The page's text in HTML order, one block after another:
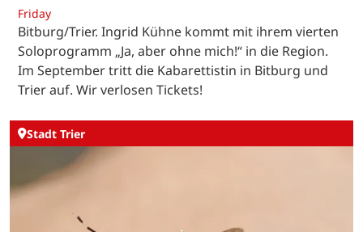
Friday
Bitburg/Trier. Ingrid Kühne kommt mit ihrem vierten
Soloprogramm „Ja, aber ohne mich!“ in die Region.
Im September tritt die Kabarettistin in Bitburg und
Trier auf. Wir verlosen Tickets!
Stadt Trier